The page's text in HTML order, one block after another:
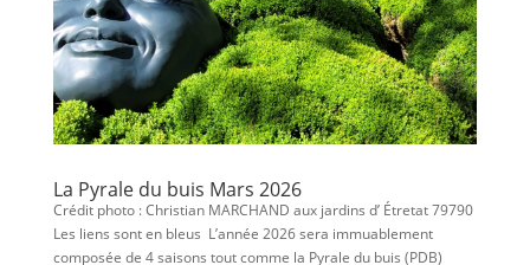
La Pyrale du buis Mars 2026
Crédit photo : Christian MARCHAND aux jardins d’ Étretat 79790
Les liens sont en bleus L’année 2026 sera immuablement
composée de 4 saisons tout comme la Pyrale du buis (PDB)